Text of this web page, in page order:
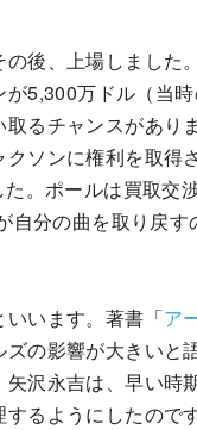
後、上場しました
5,300万ドル（当
るチャンスがあり
ソンに権利を取得
。ポールは買取交
分の曲を取り戻す
います。著書「ア
の影響が大きいと
沢永吉は、早い時
るようにしたのです